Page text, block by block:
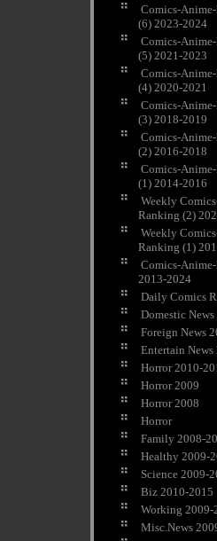
Comics-
(6) 2023-2024
Comics-
(5) 2021-2023
Comics-
(4) 2020-2021
Comics-
(3) 2018-2019
Comics-
(2) 2016-2018
Comics-
(1) 2014-2016
Weekly
Ranking (2)
Weekly
Ranking (1)
Comics-
2013-2024
Daily Comics
Domestic
Foreign News
Entertain
Horror 2010-
Horror 2009
Horror 2008
Horror
Family 2008-
Healthy 2009-
Science 2009-
Biz 2010-2015
Working 2009-
Misc.News